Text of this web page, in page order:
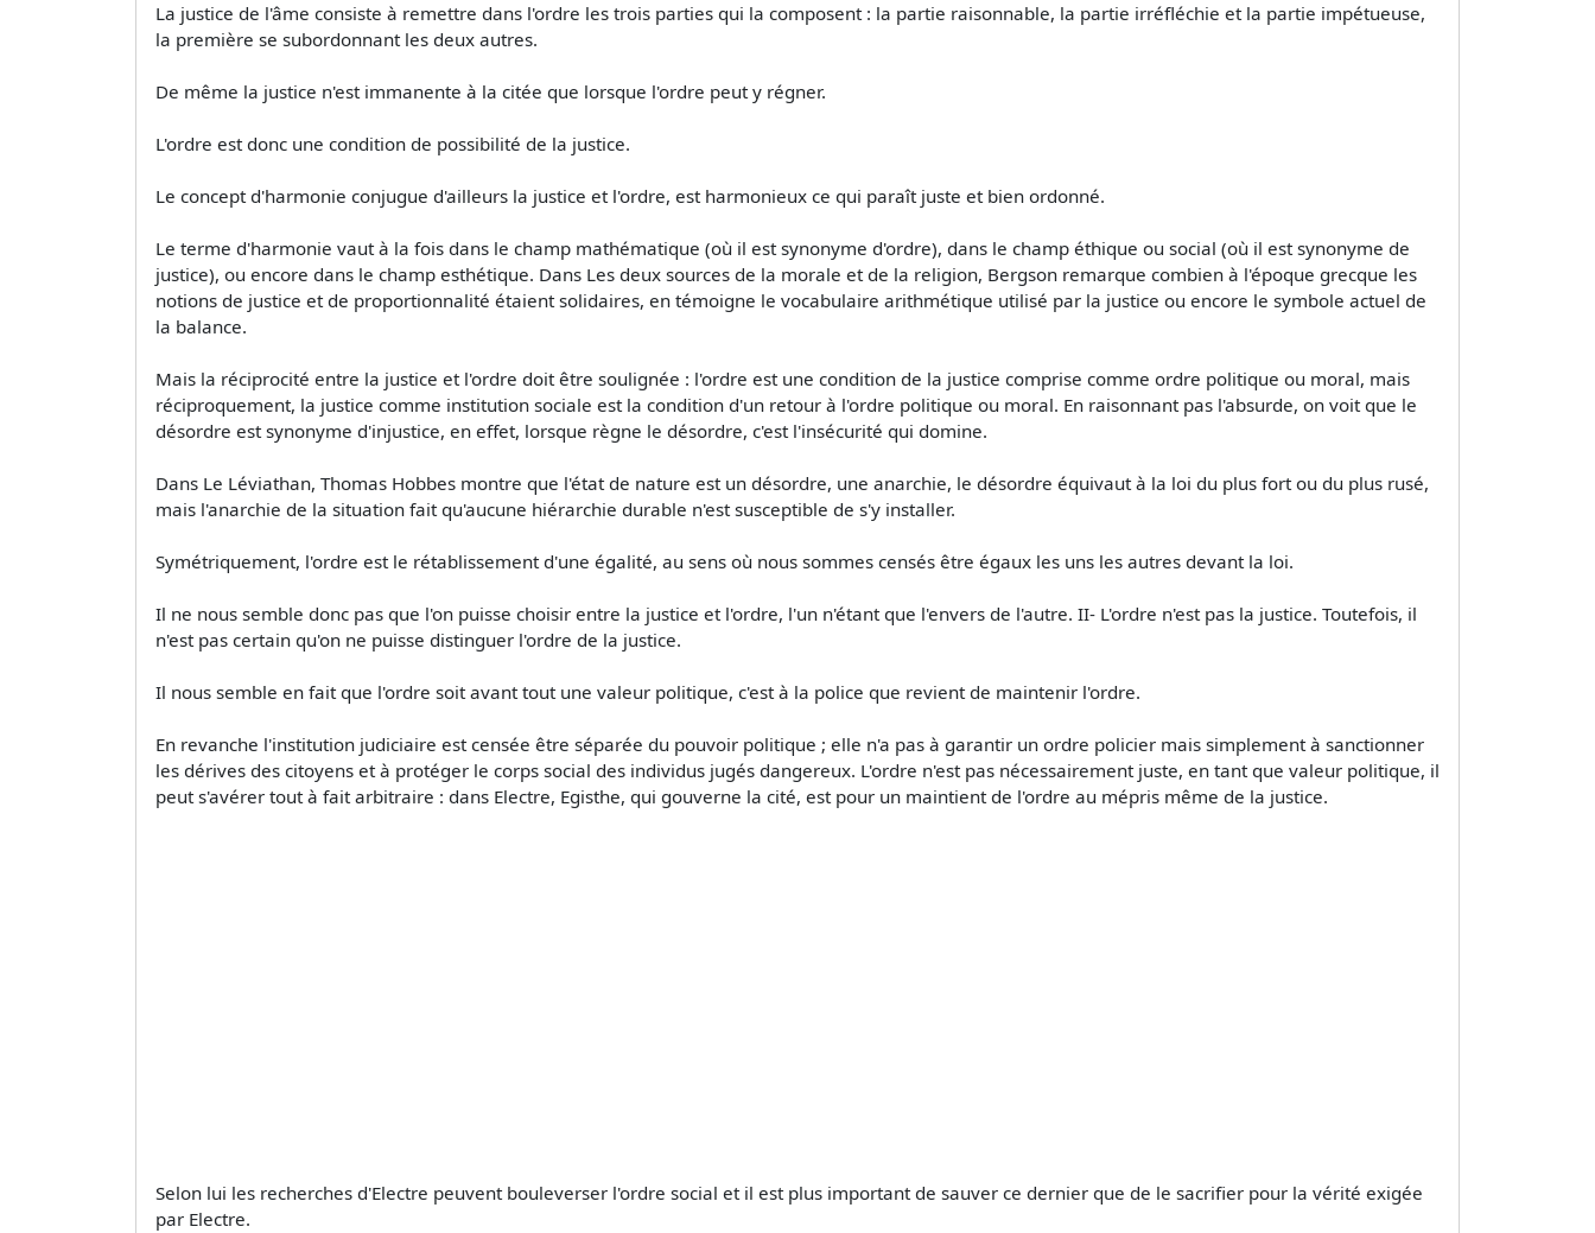
La justice de l'âme consiste à remettre dans l'ordre les trois parties qui la composent : la partie raisonnable, la partie irréfléchie et la partie impétueuse,
la première se subordonnant les deux autres.
De même la justice n'est immanente à la citée que lorsque l'ordre peut y régner.
L'ordre est donc une condition de possibilité de la justice.
Le concept d'harmonie conjugue d'ailleurs la justice et l'ordre, est harmonieux ce qui paraît juste et bien ordonné.
Le terme d'harmonie vaut à la fois dans le champ mathématique (où il est synonyme d'ordre), dans le champ éthique ou social (où il est synonyme de
justice), ou encore dans le champ esthétique. Dans Les deux sources de la morale et de la religion, Bergson remarque combien à l'époque grecque les
notions de justice et de proportionnalité étaient solidaires, en témoigne le vocabulaire arithmétique utilisé par la justice ou encore le symbole actuel de
la balance.
Mais la réciprocité entre la justice et l'ordre doit être soulignée : l'ordre est une condition de la justice comprise comme ordre politique ou moral, mais
réciproquement, la justice comme institution sociale est la condition d'un retour à l'ordre politique ou moral. En raisonnant pas l'absurde, on voit que le
désordre est synonyme d'injustice, en effet, lorsque règne le désordre, c'est l'insécurité qui domine.
Dans Le Léviathan, Thomas Hobbes montre que l'état de nature est un désordre, une anarchie, le désordre équivaut à la loi du plus fort ou du plus rusé,
mais l'anarchie de la situation fait qu'aucune hiérarchie durable n'est susceptible de s'y installer.
Symétriquement, l'ordre est le rétablissement d'une égalité, au sens où nous sommes censés être égaux les uns les autres devant la loi.
Il ne nous semble donc pas que l'on puisse choisir entre la justice et l'ordre, l'un n'étant que l'envers de l'autre. II- L'ordre n'est pas la justice. Toutefois, il
n'est pas certain qu'on ne puisse distinguer l'ordre de la justice.
Il nous semble en fait que l'ordre soit avant tout une valeur politique, c'est à la police que revient de maintenir l'ordre.
En revanche l'institution judiciaire est censée être séparée du pouvoir politique ; elle n'a pas à garantir un ordre policier mais simplement à sanctionner
les dérives des citoyens et à protéger le corps social des individus jugés dangereux. L'ordre n'est pas nécessairement juste, en tant que valeur politique, il
peut s'avérer tout à fait arbitraire : dans Electre, Egisthe, qui gouverne la cité, est pour un maintient de l'ordre au mépris même de la justice.
Selon lui les recherches d'Electre peuvent bouleverser l'ordre social et il est plus important de sauver ce dernier que de le sacrifier pour la vérité exigée
par Electre.